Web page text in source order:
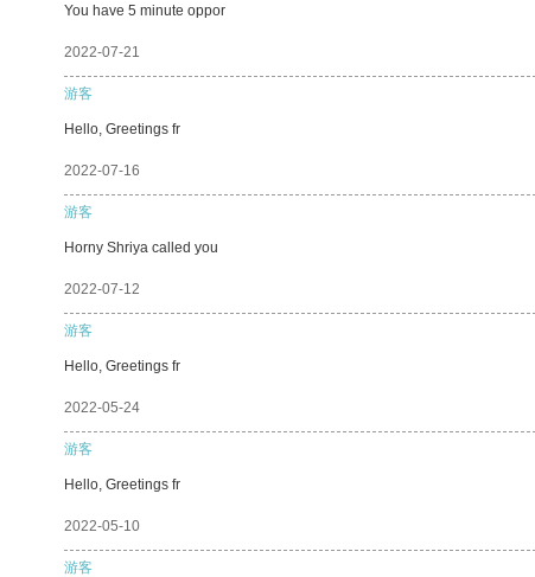
You have 5 minute oppor
2022-07-21
游客
Hello, Greetings fr
2022-07-16
游客
Horny Shriya called you
2022-07-12
游客
Hello, Greetings fr
2022-05-24
游客
Hello, Greetings fr
2022-05-10
游客